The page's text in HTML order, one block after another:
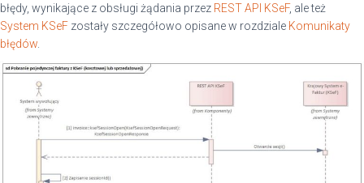
błędy, wynikające z obsługi żądania przez REST API KSeF, ale też
System KSeF zostały szczegółowo opisane w rozdziale Komunikaty
błędów